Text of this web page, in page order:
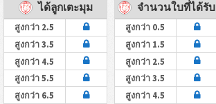
ได้ลูกเตะมุม
สูงกว่า 2.5
สูงกว่า 3.5
สูงกว่า 4.5
สูงกว่า 5.5
สูงกว่า 6.5
จำนวนใบที่ได้รับ
สูงกว่า 0.5
สูงกว่า 1.5
สูงกว่า 2.5
สูงกว่า 3.5
สูงกว่า 4.5